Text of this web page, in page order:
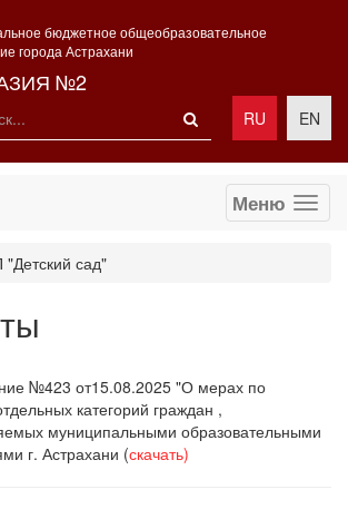
бюджетное общеобразовательное
города Астрахани
№2
RU EN
Меню
сад"
№423 от15.08.2025 "О мерах по
категорий граждан ,
муниципальными образовательными
г. Астрахани (скачать)